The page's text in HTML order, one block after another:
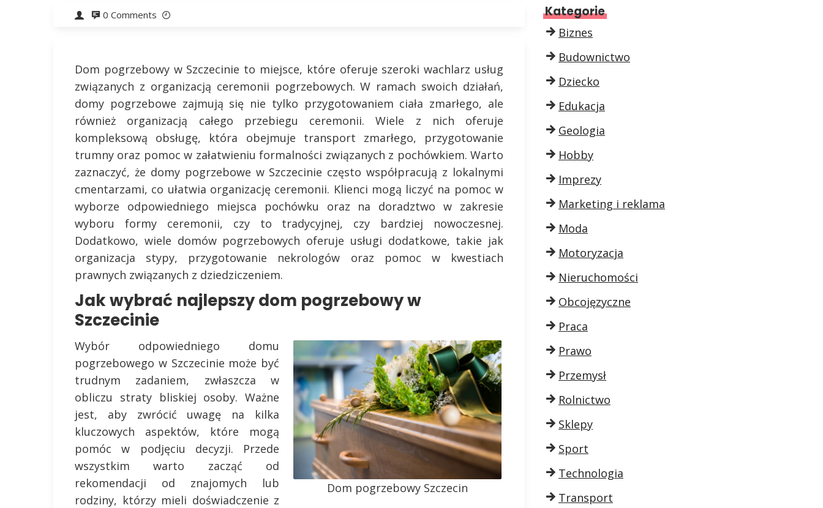
0 Comments
Dom pogrzebowy w Szczecinie to miejsce, które oferuje szeroki wachlarz usług
związanych z organizacją ceremonii pogrzebowych. W ramach swoich działań,
domy pogrzebowe zajmują się nie tylko przygotowaniem ciała zmarłego, ale
również organizacją całego przebiegu ceremonii. Wiele z nich oferuje
kompleksową obsługę, która obejmuje transport zmarłego, przygotowanie
trumny oraz pomoc w załatwieniu formalności związanych z pochówkiem. Warto
zaznaczyć, że domy pogrzebowe w Szczecinie często współpracują z lokalnymi
cmentarzami, co ułatwia organizację ceremonii. Klienci mogą liczyć na pomoc w
wyborze odpowiedniego miejsca pochówku oraz na doradztwo w zakresie
wyboru formy ceremonii, czy to tradycyjnej, czy bardziej nowoczesnej.
Dodatkowo, wiele domów pogrzebowych oferuje usługi dodatkowe, takie jak
organizacja stypy, przygotowanie nekrologów oraz pomoc w kwestiach
prawnych związanych z dziedziczeniem.
Jak wybrać najlepszy dom pogrzebowy w
Szczecinie
Dom pogrzebowy Szczecin
Wybór odpowiedniego domu
pogrzebowego w Szczecinie może być
trudnym zadaniem, zwłaszcza w
obliczu straty bliskiej osoby. Ważne
jest, aby zwrócić uwagę na kilka
kluczowych aspektów, które mogą
pomóc w podjęciu decyzji. Przede
wszystkim warto zacząć od
rekomendacji od znajomych lub
rodziny, którzy mieli doświadczenie z
Kategorie
Biznes
Budownictwo
Dziecko
Edukacja
Geologia
Hobby
Imprezy
Marketing i reklama
Moda
Motoryzacja
Nieruchomości
Obcojęzyczne
Praca
Prawo
Przemysł
Rolnictwo
Sklepy
Sport
Technologia
Transport